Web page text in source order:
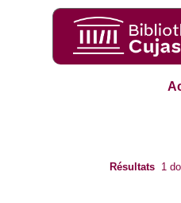
Résultats 1